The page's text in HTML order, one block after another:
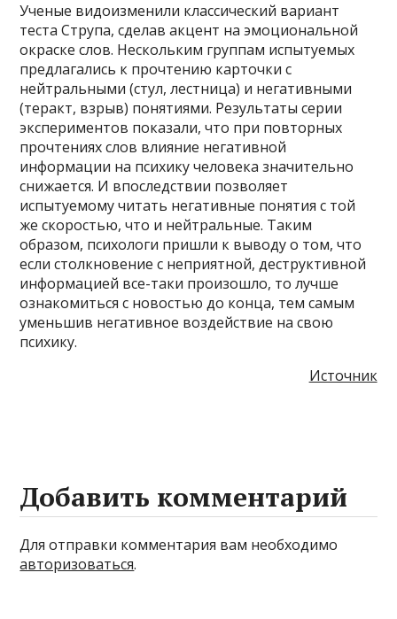
Ученые видоизменили классический вариант
теста Струпа, сделав акцент на эмоциональной
окраске слов. Нескольким группам испытуемых
предлагались к прочтению карточки с
нейтральными (стул, лестница) и негативными
(теракт, взрыв) понятиями. Результаты серии
экспериментов показали, что при повторных
прочтениях слов влияние негативной
информации на психику человека значительно
снижается. И впоследствии позволяет
испытуемому читать негативные понятия с той
же скоростью, что и нейтральные. Таким
образом, психологи пришли к выводу о том, что
если столкновение с неприятной, деструктивной
информацией все-таки произошло, то лучше
ознакомиться с новостью до конца, тем самым
уменьшив негативное воздействие на свою
психику.
Источник
Добавить комментарий
Для отправки комментария вам необходимо
авторизоваться.